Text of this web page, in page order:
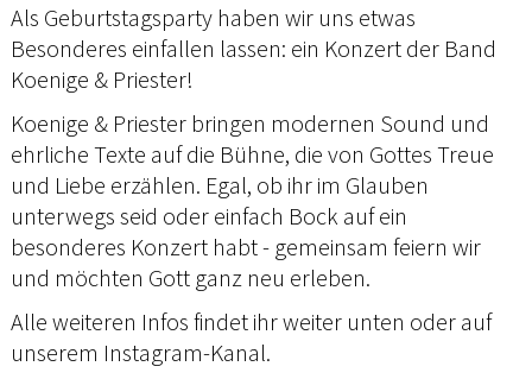
Als Geburtstagsparty haben wir uns etwas
Besonderes einfallen lassen: ein Konzert der Band
Koenige & Priester!
Koenige & Priester bringen modernen Sound und
ehrliche Texte auf die Bühne, die von Gottes Treue
und Liebe erzählen. Egal, ob ihr im Glauben
unterwegs seid oder einfach Bock auf ein
besonderes Konzert habt - gemeinsam feiern wir
und möchten Gott ganz neu erleben.
Alle weiteren Infos findet ihr weiter unten oder auf
unserem Instagram-Kanal.